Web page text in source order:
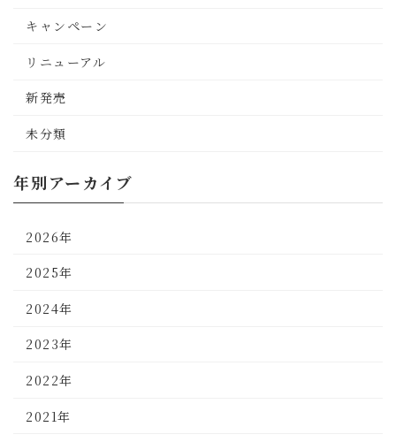
キャンペーン
リニューアル
新発売
未分類
年別アーカイブ
2026年
2025年
2024年
2023年
2022年
2021年